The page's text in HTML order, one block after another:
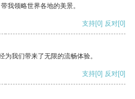
我领略世界各地的美景。
支持[0] 反对[0]
我们带来了无限的流畅体验。
支持[0] 反对[0]